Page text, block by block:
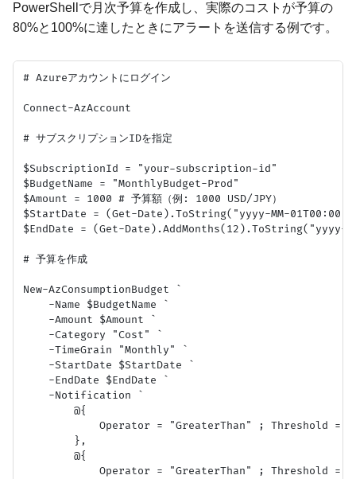
PowerShellで月次予算を作成し、実際のコストが予算の
80%と100%に達したときにアラートを送信する例です。
# Azureアカウントにログイン
Connect-AzAccount
# サブスクリプションIDを指定
$SubscriptionId = "your-subscription-id"
$BudgetName = "MonthlyBudget-Prod"
$Amount = 1000 # 予算額（例: 1000 USD/JPY）
$StartDate = (Get-Date).ToString("yyyy-MM-
$EndDate = (Get-Date).AddMonths(12).ToString("yyyy-
# 予算を作成
New-AzConsumptionBudget `
    -Name $BudgetName `
    -Amount $Amount `
    -Category "Cost" `
    -TimeGrain "Monthly" `
    -StartDate $StartDate `
    -EndDate $EndDate `
    -Notification `
        @{
Operator = "GreaterThan" ; Threshold =
        },
        @{
Operator = "GreaterThan" ; Threshold =